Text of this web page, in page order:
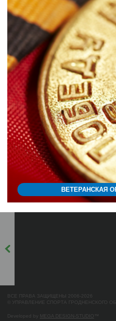
ВЕТЕРАНСКАЯ
ВСЕ ПРАВА ЗАЩИЩЕНЫ 2006-2026
© УПРАВЛЕНИЕ СПОРТА ГРОДНЕНСКОГО
Developed by MEGA DESIGN-STUDIO ™